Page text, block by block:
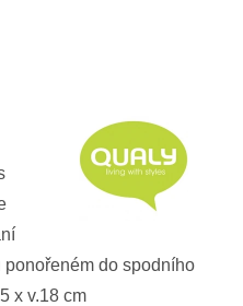
do spodního
x v.18 cm